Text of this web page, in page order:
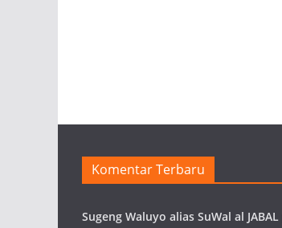
Komentar Terbaru
Sugeng Waluyo alias SuWal al JABAL